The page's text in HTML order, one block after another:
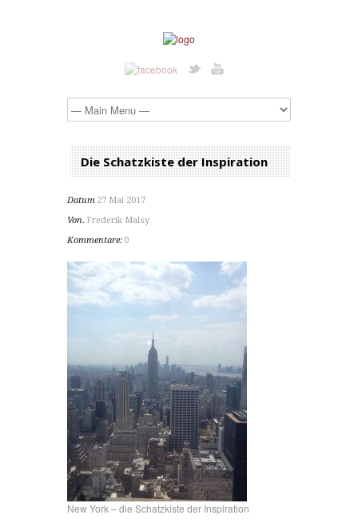
Die Schatzkiste der Inspiration
Datum 27 Mai 2017
Von. Frederik Malsy
Kommentare: 0
New York – die Schatzkiste der Inspiration